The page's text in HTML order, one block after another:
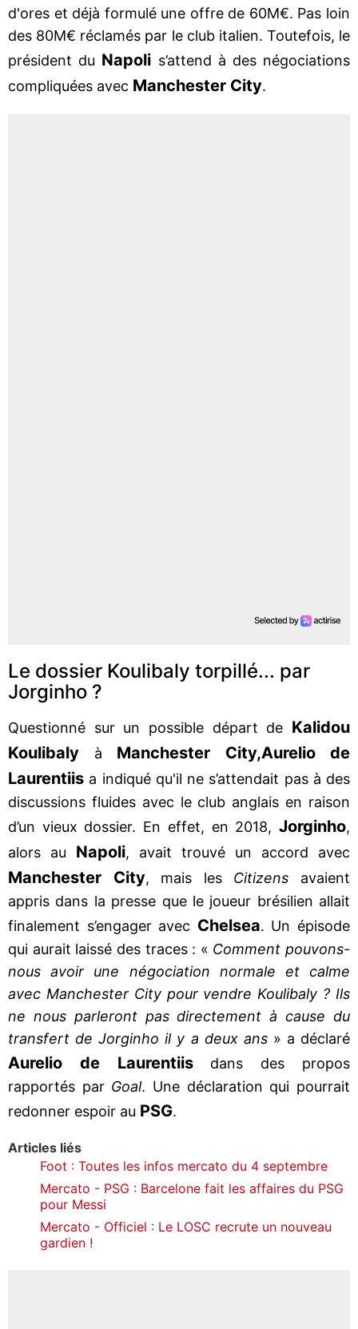
d'ores et déjà formulé une offre de 60M€. Pas loin
des 80M€ réclamés par le club italien. Toutefois, le
président du Napoli s’attend à des négociations
compliquées avec Manchester City.
Le dossier Koulibaly torpillé... par
Jorginho ?
Questionné sur un possible départ de Kalidou
Koulibaly à Manchester City,Aurelio de
Laurentiis a indiqué qu'il ne s’attendait pas à des
discussions fluides avec le club anglais en raison
d’un vieux dossier. En effet, en 2018, Jorginho,
alors au Napoli, avait trouvé un accord avec
Manchester City, mais les Citizens avaient
appris dans la presse que le joueur brésilien allait
finalement s’engager avec Chelsea. Un épisode
qui aurait laissé des traces : « Comment pouvons-
nous avoir une négociation normale et calme
avec Manchester City pour vendre Koulibaly ? Ils
ne nous parleront pas directement à cause du
transfert de Jorginho il y a deux ans » a déclaré
Aurelio de Laurentiisdans des propos
rapportés par Goal. Une déclaration qui pourrait
redonner espoir au PSG.
Articles liés
Foot : Toutes les infos mercato du 4 septembre
Mercato - PSG : Barcelone fait les affaires du PSG
pour Messi
Mercato - Officiel : Le LOSC recrute un nouveau
gardien !